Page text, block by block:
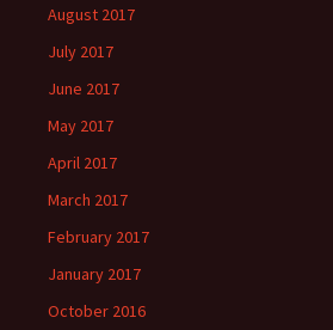
August 2017
July 2017
June 2017
May 2017
April 2017
March 2017
February 2017
January 2017
October 2016